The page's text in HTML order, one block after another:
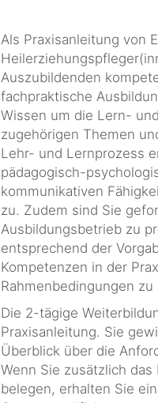
Als Praxisanleitung von
Auszubildenden
fachpraktische
Wissen um die Lern-
zugehörigen Themen
Lehr- und Lernprozess
pädagogisch-
kommunikativen
zu. Zudem sind Sie
Ausbildungsbetrieb zu
entsprechend der
Kompetenzen in der
Rahmenbedingungen zu
Die 2-tägige
Praxisanleitung. Sie
Überblick über die
Wenn Sie zusätzlich das
belegen, erhalten Sie